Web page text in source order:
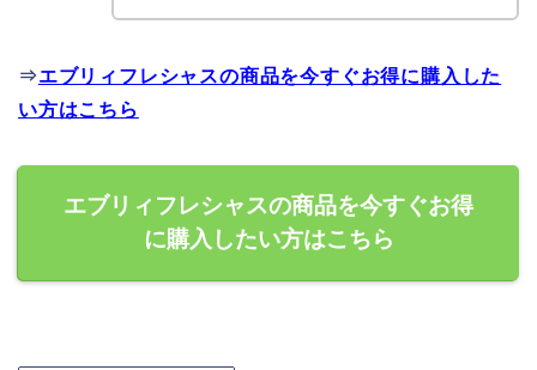
⇒エブリィフレシャスの商品を今すぐお得に購入した
い方はこちら
エブリィフレシャスの商品を今すぐお得
に購入したい方はこちら